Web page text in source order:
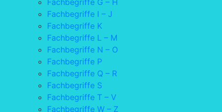
Fachbegriffe G – H
Fachbegriffe I – J
Fachbegriffe K
Fachbegriffe L – M
Fachbegriffe N – O
Fachbegriffe P
Fachbegriffe Q – R
Fachbegriffe S
Fachbegriffe T – V
Fachbegriffe W – Z